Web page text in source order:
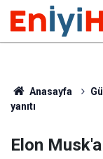
Anasayfa
yanıtı
Elon